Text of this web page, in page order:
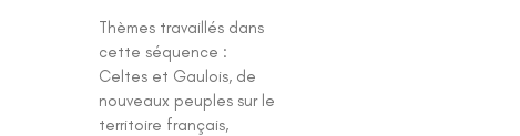
Thèmes travaillés dans
cette séquence :
Celtes et Gaulois, de
nouveaux peuples sur le
territoire français,